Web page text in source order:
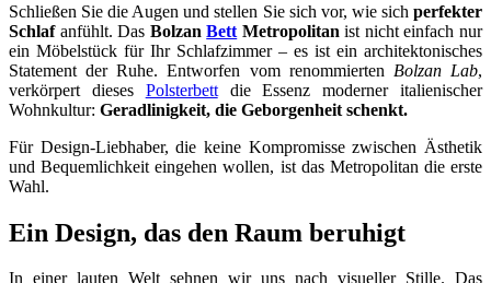
Schließen Sie die Augen und stellen Sie sich vor, wie sich perfekter
Schlafanfühlt. Das BolzanBett Metropolitan ist nicht einfach nur
ein Möbelstück für Ihr Schlafzimmer – es ist ein architektonisches
Statement der Ruhe. Entworfen vom renommierten Bolzan Lab,
verkörpert dieses Polsterbettdie Essenz moderner italienischer
Wohnkultur: Geradlinigkeit, die Geborgenheit schenkt.
Für Design-Liebhaber, die keine Kompromisse zwischen Ästhetik
und Bequemlichkeit eingehen wollen, ist das Metropolitan die erste
Wahl.
Ein Design, das den Raum beruhigt
In einer lauten Welt sehnen wir uns nach visueller Stille. Das